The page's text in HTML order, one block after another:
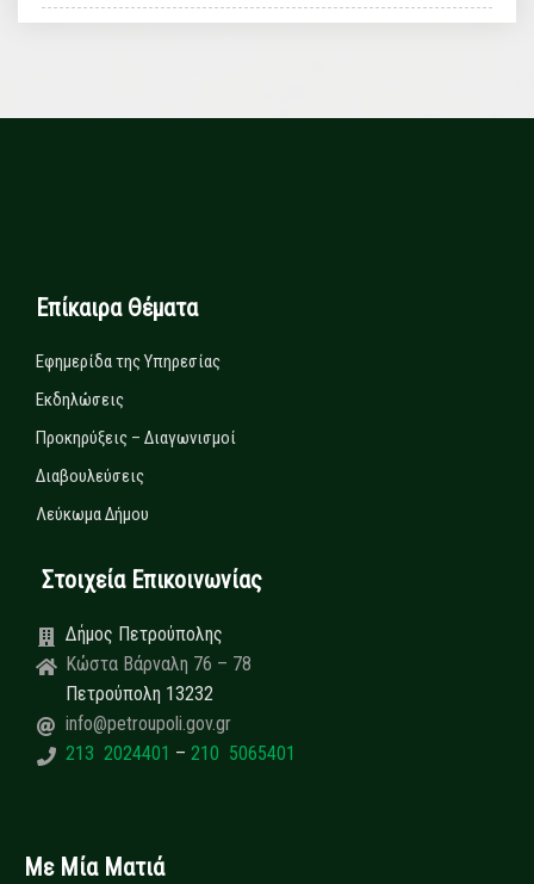
Επίκαιρα Θέματα
Εφημερίδα της Υπηρεσίας
Εκδηλώσεις
Προκηρύξεις – Διαγωνισμοί
Διαβουλεύσεις
Λεύκωμα Δήμου
Στοιχεία Επικοινωνίας
Δήμος Πετρούπολης
Κώστα Βάρναλη 76 – 78
Πετρούπολη 13232
info@petroupoli.gov.gr
213 2024401 – 210 5065401
Με Μία Ματιά